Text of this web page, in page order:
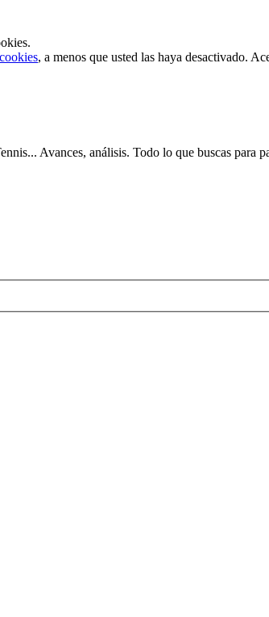
, a menos que usted las haya desactivado.
Avances, análisis. Todo lo que buscas para